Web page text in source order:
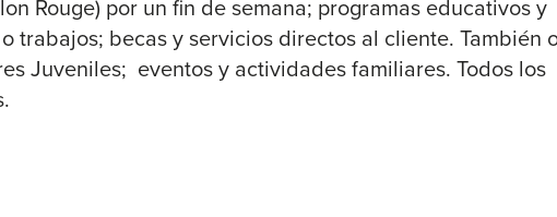
Rouge) por un fin de semana; programas educativos y
trabajos; becas y servicios directos al cliente. También
Juveniles; eventos y actividades familiares. Todos los